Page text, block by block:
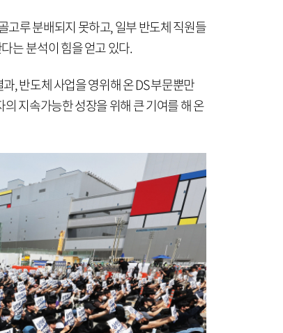
고루 분배되지 못하고, 일부 반도체 직원들
는 분석이 힘을 얻고 있다.
, 반도체 사업을 영위해 온 DS 부문뿐만
지속가능한 성장을 위해 큰 기여를 해 온